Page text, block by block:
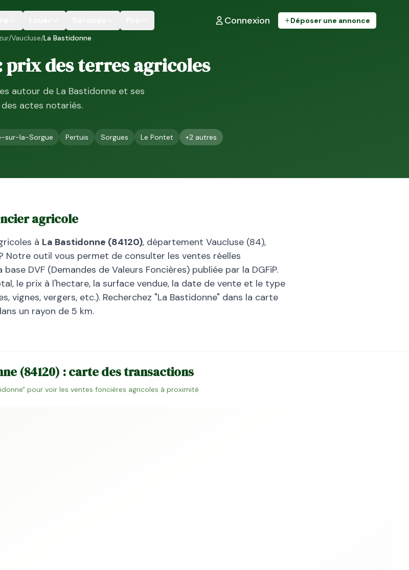
Connexion
Déposer une annonce
/Vaucluse/La Bastidonne
prix des terres agricoles
autour de La Bastidonne et ses
actes notariés.
sur-la-Sorgue Pertuis Sorgues Le Pontet +2 autres
agricole
à La Bastidonne (84120), département Vaucluse (84),
Notre outil vous permet de consulter les ventes réelles
DVF (Demandes de Valeurs Foncières) publiée par la DGFiP.
le prix à l'hectare, la surface vendue, la date de vente et le type
vignes, vergers, etc.). Recherchez "La Bastidonne" dans la carte
un rayon de 5 km.
(84120) : carte des transactions
" pour voir les ventes foncières agricoles à proximité